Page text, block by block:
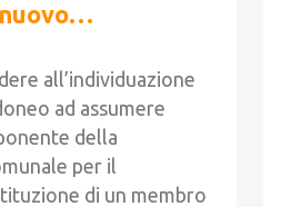
all’individuazione
ad assumere
della
per il
di un membro